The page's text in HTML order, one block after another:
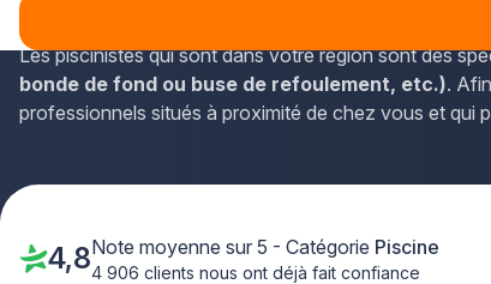
Les piscinistes qui sont dans votre région sont des
bonde de fond ou buse de refoulement, etc.).
professionnels situés à proximité de chez vous et qui
4,8Note moyenne sur 5 - Catégorie Piscine
4 906 clients nous ont déjà fait confiance